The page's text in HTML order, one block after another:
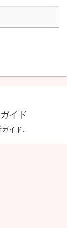
イド
イド.